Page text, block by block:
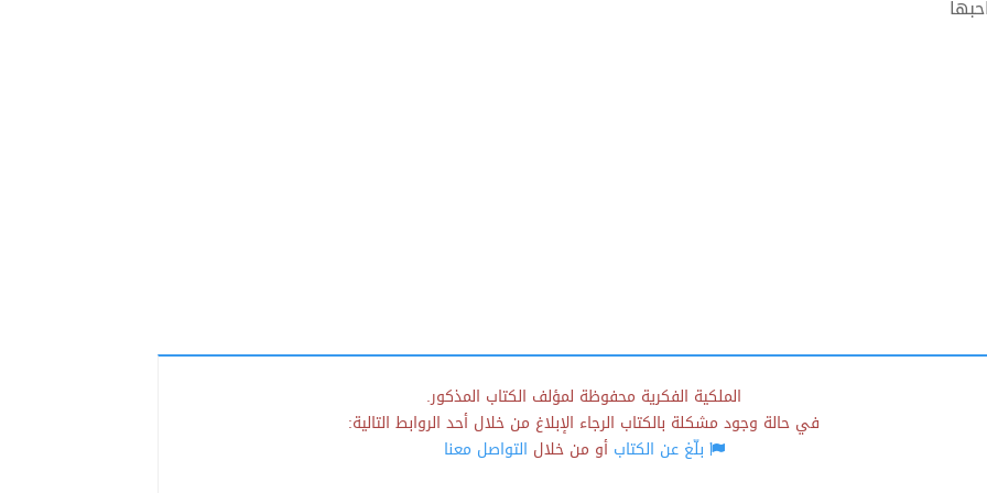
الملكية الفكرية محفوظة لمؤلف الكتاب المذكور.
في حالة وجود مشكلة بالكتاب الرجاء الإبلاغ من خلال أحد الروابط التالية:
بلّغ عن الكتابأو من خلال التواصل معنا